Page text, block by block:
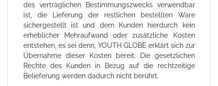
des vertraglichen Bestimmungszwecks verwendbar
ist, die Lieferung der restlichen bestellten Ware
sichergestellt ist und dem Kunden hierdurch kein
erheblicher Mehraufwand oder zusätzliche Kosten
entstehen, es sei denn, YOUTH GLOBE erklärt sich zur
Übernahme dieser Kosten bereit. Die gesetzlichen
Rechte des Kunden in Bezug auf die rechtzeitige
Belieferung werden dadurch nicht berührt.